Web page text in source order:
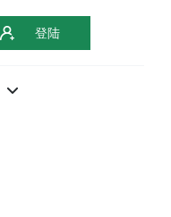
登陆